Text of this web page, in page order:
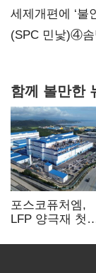
지지도 '50% 아
세제개편에 ‘불
힘들어질 것"
(SPC 민낯)④솜
함께 볼만한
포스코퓨처엠,
LFP 양극재 첫
ESS 시장 공략